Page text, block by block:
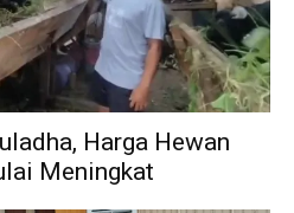
Harga Hewan
Meningkat